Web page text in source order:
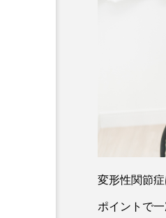
変形性関節症
ポイントで